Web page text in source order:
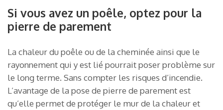
Si vous avez un poêle, optez pour la
pierre de parement
La chaleur du poêle ou de la cheminée ainsi que le
rayonnement qui y est lié pourrait poser problème sur
le long terme. Sans compter les risques d’incendie.
L’avantage de la pose de pierre de parement est
qu’elle permet de protéger le mur de la chaleur et